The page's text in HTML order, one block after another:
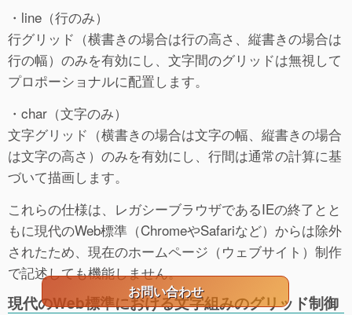
・line（行のみ）
行グリッド（横書きの場合は行の高さ、縦書きの場合は
行の幅）のみを有効にし、文字間のグリッドは無視して
プロポーショナルに配置します。
・char（文字のみ）
文字グリッド（横書きの場合は文字の幅、縦書きの場合
は文字の高さ）のみを有効にし、行間は通常の計算に基
づいて描画します。
これらの仕様は、レガシーブラウザであるIEの終了とと
もに現代のWeb標準（ChromeやSafariなど）からは除外
されたため、現在のホームページ（ウェブサイト）制作
で記述しても機能しません。
現代のWeb標準における文字組みのグリッド制御
お問い合わせ